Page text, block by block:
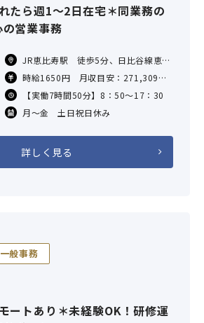
たら週1～2日在宅＊同業務の
営業事務
JR恵比寿駅 徒歩5分、日比谷線恵比
寿駅徒歩10分
時給1650円 月収目安：271,309円
（7.83h×21日勤務の場合）
交通費：支給あり（社内規定による）
【実働7時間50分】8：50～17：30
月～金 土日祝日休み
詳しく見る
一般事務
ートあり＊未経験OK！研修運